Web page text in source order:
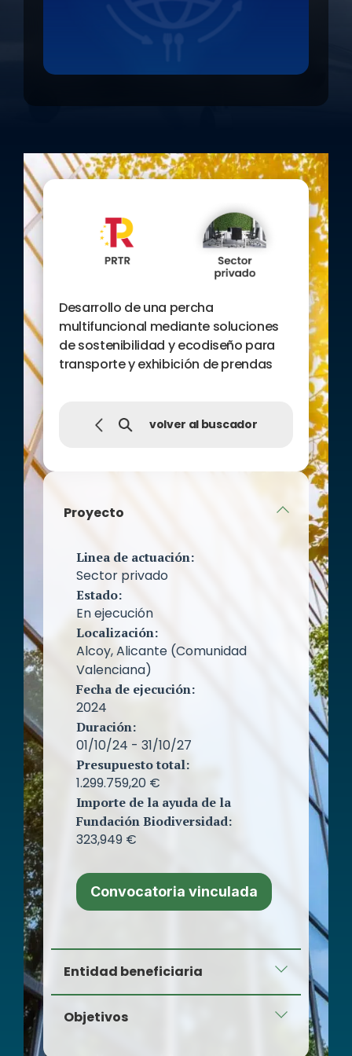
Proyecto
Linea de actuación:
Sector privado
Estado:
En ejecución
Localización:
Alcoy, Alicante (Comunidad
Valenciana)
Fecha de ejecución:
2024
Duración:
01/10/24 - 31/10/27
Presupuesto total:
1.299.759,20 €
Importe de la ayuda de la
Fundación Biodiversidad:
323,949 €
Convocatoria vinculada
Entidad beneficiaria
Objetivos
Desarrollo de una percha
multifuncional mediante soluciones
de sostenibilidad y ecodiseño para
transporte y exhibición de prendas
volver al buscador